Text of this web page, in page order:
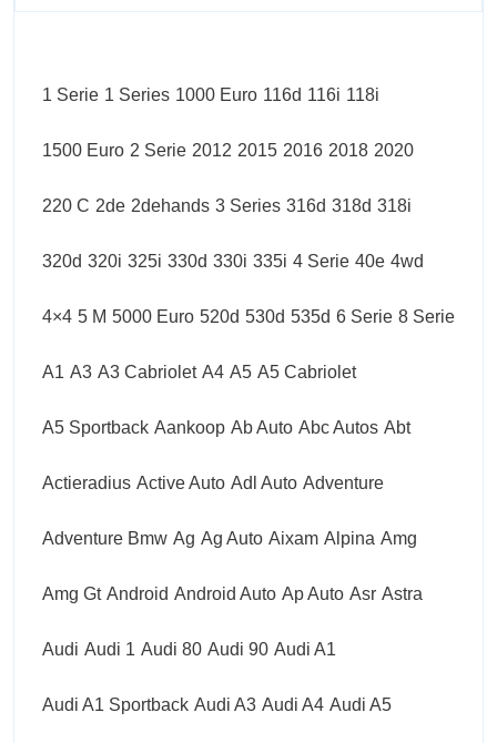
1 Serie 1 Series 1000 Euro 116d 116i 118i
1500 Euro 2 Serie 2012 2015 2016 2018 2020
220 C 2de 2dehands 3 Series 316d 318d 318i
320d 320i 325i 330d 330i 335i 4 Serie 40e 4wd
4×4 5 M 5000 Euro 520d 530d 535d 6 Serie 8 Serie
A1 A3 A3 Cabriolet A4 A5 A5 Cabriolet
A5 Sportback Aankoop Ab Auto Abc Autos Abt
Actieradius Active Auto Adl Auto Adventure
Adventure Bmw Ag Ag Auto Aixam Alpina Amg
Amg Gt Android Android Auto Ap Auto Asr Astra
Audi Audi 1 Audi 80 Audi 90 Audi A1
Audi A1 Sportback Audi A3 Audi A4 Audi A5